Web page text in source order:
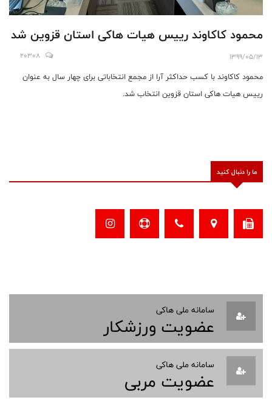
محمود کاکاوند رییس هیات هاکی استان قزوین شد
1399/05/13
20308
محمود کاکاوند با کسب حداکثر آرا از مجمع انتخاباتی برای چهار سال به عنوان
رییس هیات هاکی استان قزوین انتخاب شد.
ما را دنبال کنید
سامانه ملی هاکی
عضویت ورزشکار
سامانه ملی هاکی
عضویت مربی